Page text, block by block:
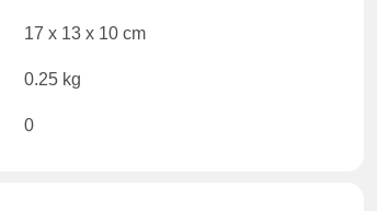
17 x 13 x 10 cm
0.25 kg
0